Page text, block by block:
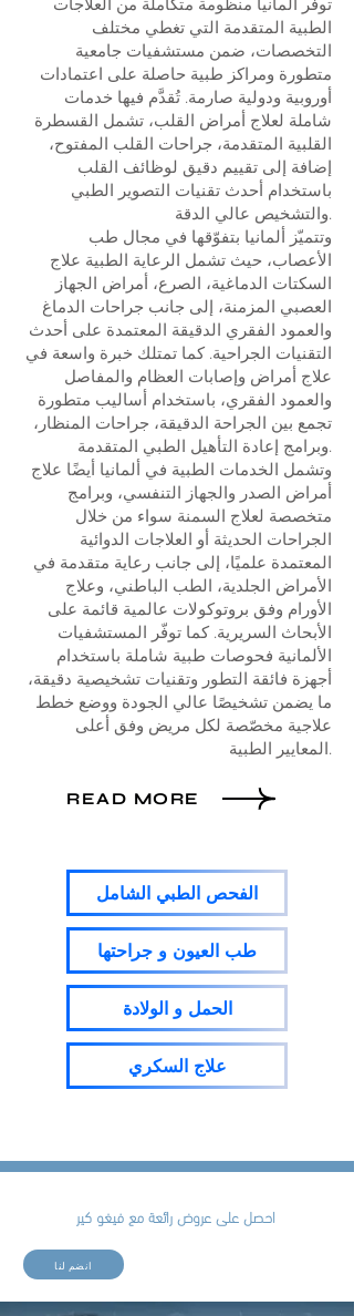
توفّر ألمانيا منظومة متكاملة من العلاجات
الطبية المتقدمة التي تغطي مختلف
التخصصات، ضمن مستشفيات جامعية
متطورة ومراكز طبية حاصلة على اعتمادات
أوروبية ودولية صارمة. تُقدَّم فيها خدمات
شاملة لعلاج أمراض القلب، تشمل القسطرة
القلبية المتقدمة، جراحات القلب المفتوح،
إضافة إلى تقييم دقيق لوظائف القلب
باستخدام أحدث تقنيات التصوير الطبي
والتشخيص عالي الدقة.
وتتميّز ألمانيا بتفوّقها في مجال طب
الأعصاب، حيث تشمل الرعاية الطبية علاج
السكتات الدماغية، الصرع، أمراض الجهاز
العصبي المزمنة، إلى جانب جراحات الدماغ
والعمود الفقري الدقيقة المعتمدة على أحدث
التقنيات الجراحية. كما تمتلك خبرة واسعة في
علاج أمراض وإصابات العظام والمفاصل
والعمود الفقري، باستخدام أساليب متطورة
تجمع بين الجراحة الدقيقة، جراحات المنظار،
وبرامج إعادة التأهيل الطبي المتقدمة.
وتشمل الخدمات الطبية في ألمانيا أيضًا علاج
أمراض الصدر والجهاز التنفسي، وبرامج
متخصصة لعلاج السمنة سواء من خلال
الجراحات الحديثة أو العلاجات الدوائية
المعتمدة علميًا، إلى جانب رعاية متقدمة في
الأمراض الجلدية، الطب الباطني، وعلاج
الأورام وفق بروتوكولات عالمية قائمة على
الأبحاث السريرية. كما توفّر المستشفيات
الألمانية فحوصات طبية شاملة باستخدام
أجهزة فائقة التطور وتقنيات تشخيصية دقيقة،
ما يضمن تشخيصًا عالي الجودة ووضع خطط
علاجية مخصّصة لكل مريض وفق أعلى
المعايير الطبية.
READ MORE
الفحص الطبي الشامل
طب العيون و جراحتها
الحمل و الولادة
علاج السكري
انضم لنا